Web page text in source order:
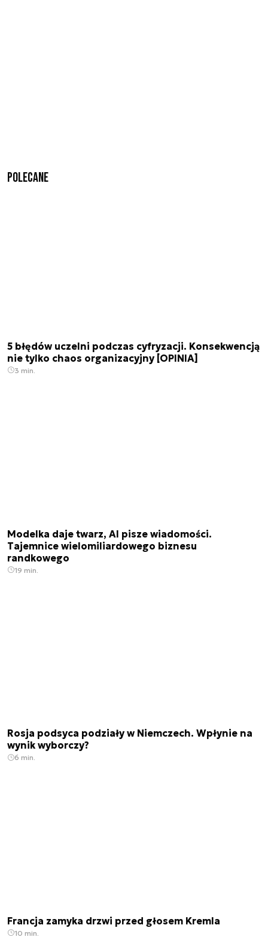
Polecane
5 błędów uczelni podczas cyfryzacji. Konsekwencją
nie tylko chaos organizacyjny [OPINIA]
3 min.
Modelka daje twarz, AI pisze wiadomości.
Tajemnice wielomiliardowego biznesu
randkowego
19 min.
Rosja podsyca podziały w Niemczech. Wpłynie na
wynik wyborczy?
6 min.
Francja zamyka drzwi przed głosem Kremla
10 min.